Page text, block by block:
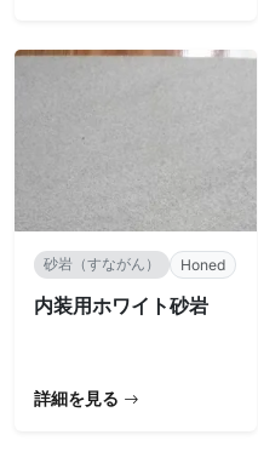
砂岩（すながん） Honed
内装用ホワイト砂岩
詳細を見る